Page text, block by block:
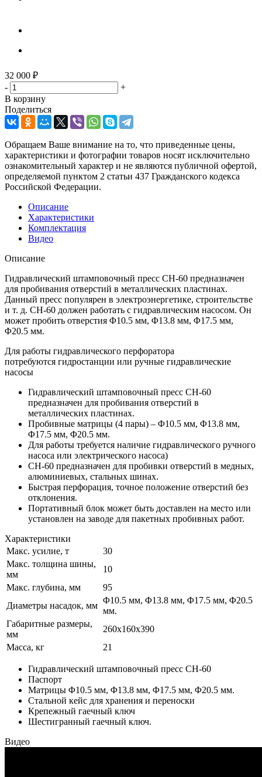
32 000 ₽
-
+
В корзину
Поделиться
Обращаем Ваше внимание на то, что приведенные цены,
характеристики и фотографии товаров носят исключительно
ознакомительный характер и не являются публичной офертой,
определяемой пунктом 2 статьи 437 Гражданского кодекса
Российской Федерации.
Описание
Характеристики
Комплектация
Видео
Описание
Гидравлический штамповочный пресс СН-60 предназначен
для пробивания отверстий в металлических пластинах.
Данный пресс популярен в электроэнергетике, строительстве
и т. д. СН-60 должен работать с гидравлическим насосом. Он
может пробить отверстия Φ10.5 мм, Φ13.8 мм, Φ17.5 мм,
Φ20.5 мм.
Для работы гидравлического перфоратора
потребуются гидростанции или ручные гидравлические
насосы
Гидравлический штамповочный пресс СН-60
предназначен для пробивания отверстий в
металлических пластинах.
Пробивные матрицы (4 пары) – Φ10.5 мм, Φ13.8 мм,
Φ17.5 мм, Φ20.5 мм.
Для работы требуется наличие гидравлического ручного
насоса или электрического насоса)
СН-60 предназначен для пробивки отверстий в медных,
алюминиевых, стальных шинах.
Быстрая перфорация, точное положение отверстий без
отклонения.
Портативный блок может быть доставлен на место или
установлен на заводе для пакетных пробивных работ.
Характеристики
Макс. усилие, т
30
Макс. толщина шины,
мм
10
Макс. глубина, мм
95
Диаметры насадок, мм
Φ10.5 мм, Φ13.8 мм, Φ17.5 мм, Φ20.5
мм.
Габаритные размеры,
мм
260x160x390
Масса, кг
21
Гидравлический штамповочный пресс СН-60
Паспорт
Матрицы Φ10.5 мм, Φ13.8 мм, Φ17.5 мм, Φ20.5 мм.
Стальной кейс для хранения и переноски
Крепежный гаечный ключ
Шестигранный гаечный ключ.
Видео